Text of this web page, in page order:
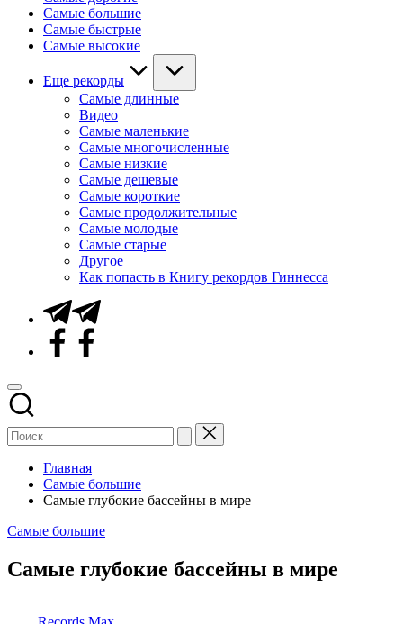
Самые большие
Самые быстрые
Самые высокие
Еще рекорды
Самые длинные
Видео
Самые маленькие
Самые многочисленные
Самые низкие
Самые дешевые
Самые короткие
Самые продолжительные
Самые молодые
Самые старые
Другое
Как попасть в Книгу рекордов Гиннесса
Telegram
Facebook
Главная
Самые большие
Самые глубокие бассейны в мире
Опубликовано
Самые большие
Самые глубокие бассейны в мире